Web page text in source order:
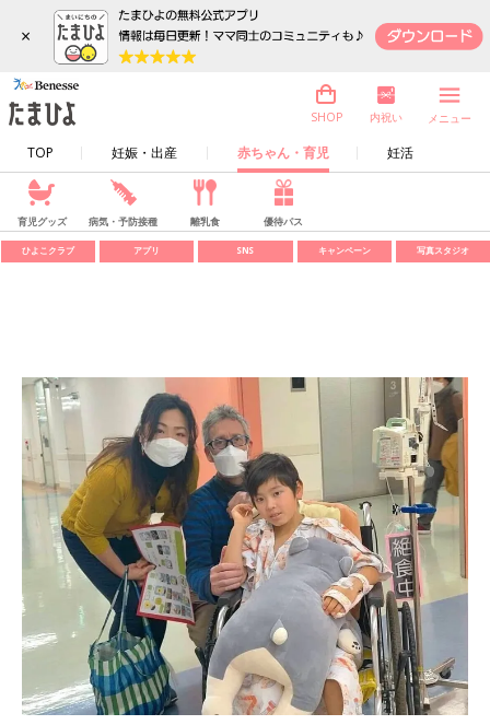
×
TOP 妊娠・出産 赤ちゃん・育児 妊活
SHOP 内祝い メニュー
育児グッズ 病気・予防接種 離乳食 優待パス
ひよこクラブ アプリ SNS キャンペーン 写真スタジオ